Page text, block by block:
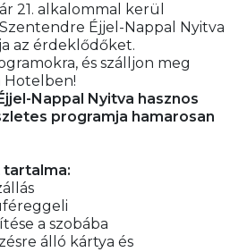
21. alkalommal kerül
Éjjel-Nappal Nyitva
az érdeklődőket.
és szálljon meg
Hotelben!
Nappal Nyitva hasznos
programja hamarosan
tartalma:
a szobába
álló kártya és